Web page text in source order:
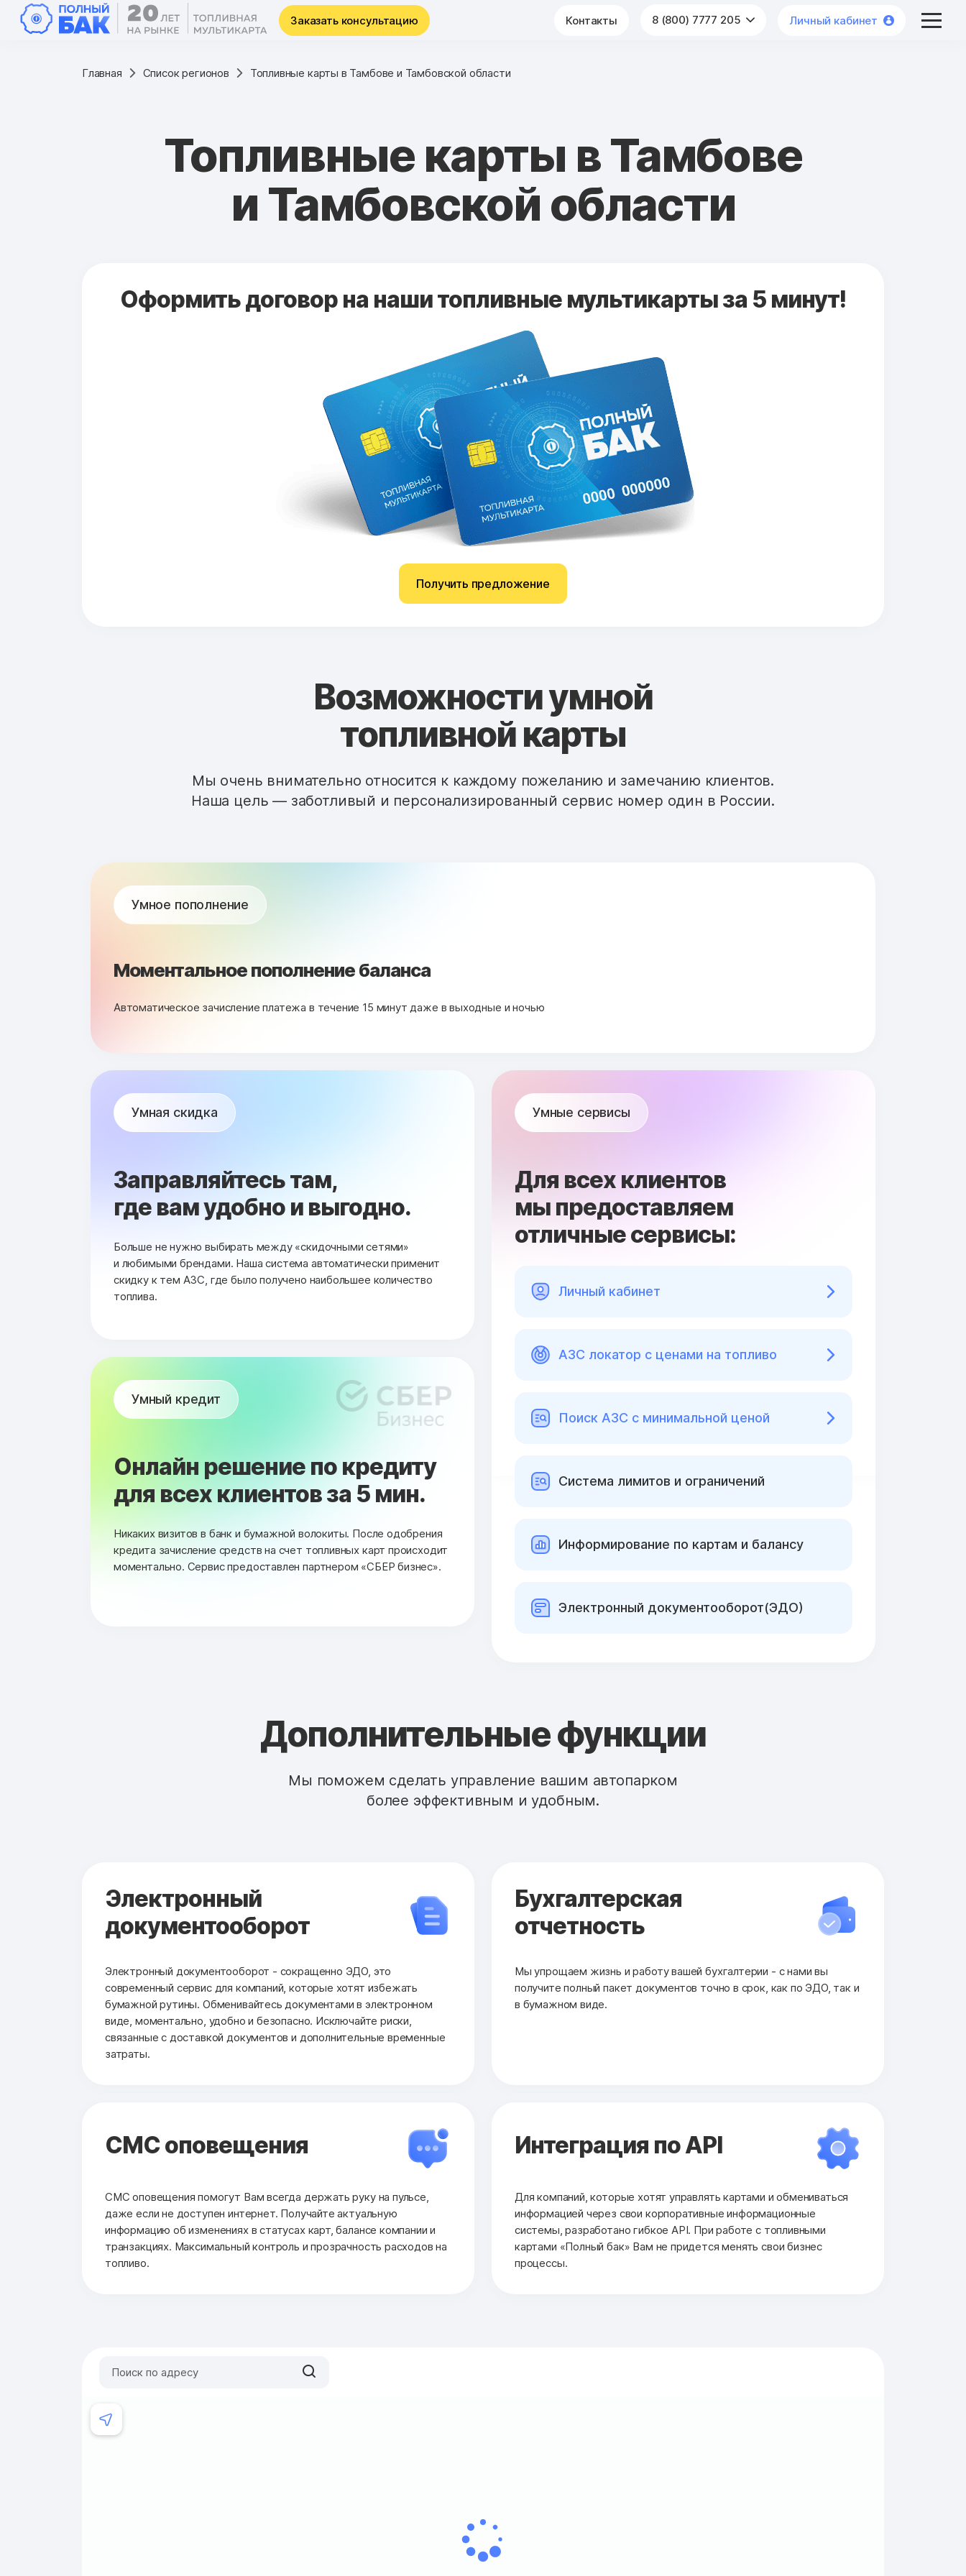
Заказать консультацию Контакты 8 (800) 7777 205 Личный кабинет
Главная Список регионов Топливные карты в Тамбове и Тамбовской области
Топливные карты в Тамбове
и Тамбовской области
Оформить договор на наши топливные мультикарты за 5 минут!
Получить предложение
Возможности умной
топливной карты
Мы очень внимательно относится к каждому пожеланию и замечанию клиентов.
Наша цель — заботливый и персонализированный сервис номер один в России.
Умное пополнение
Моментальное пополнение баланса
Автоматическое зачисление платежа в течение 15 минут даже в выходные и ночью
Умная скидка
Заправляйтесь там,
где вам удобно и выгодно.
Больше не нужно выбирать между «скидочными сетями»
и любимыми брендами. Наша система автоматически применит
скидку к тем АЗС, где было получено наибольшее количество
топлива.
Умный кредит
Онлайн решение по кредиту
для всех клиентов за 5 мин.
Никаких визитов в банк и бумажной волокиты. После одобрения
кредита зачисление средств на счет топливных карт происходит
моментально. Сервис предоставлен партнером «СБЕР бизнес».
Умные сервисы
Для всех клиентов
мы предоставляем
отличные сервисы:
Личный кабинет
АЗС локатор с ценами на топливо
Поиск АЗС с минимальной ценой
Cистема лимитов и ограничений
Информирование по картам и балансу
Электронный документооборот(ЭДО)
Дополнительные функции
Мы поможем сделать управление вашим автопарком
более эффективным и удобным.
Электронный
документооборот
Электронный документооборот - сокращенно ЭДО, это
современный сервис для компаний, которые хотят избежать
бумажной рутины. Обменивайтесь документами в электронном
виде, моментально, удобно и безопасно. Исключайте риски,
связанные с доставкой документов и дополнительные временные
затраты.
Бухгалтерская
отчетность
Мы упрощаем жизнь и работу вашей бухгалтерии - с нами вы
получите полный пакет документов точно в срок, как по ЭДО, так и
в бумажном виде.
СМС оповещения
СМС оповещения помогут Вам всегда держать руку на пульсе,
даже если не доступен интернет. Получайте актуальную
информацию об изменениях в статусах карт, балансе компании и
транзакциях. Максимальный контроль и прозрачность расходов на
топливо.
Интеграция по API
Для компаний, которые хотят управлять картами и обмениваться
информацией через свои корпоративные информационные
системы, разработано гибкое API. При работе с топливными
картами «Полный бак» Вам не придется менять свои бизнес
процессы.